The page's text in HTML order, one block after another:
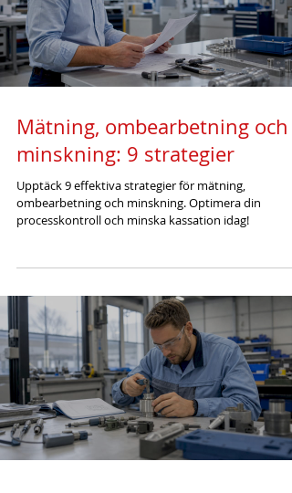
Mätning, ombearbetning och
minskning: 9 strategier
Upptäck 9 effektiva strategier för mätning,
ombearbetning och minskning. Optimera din
processkontroll och minska kassation idag!